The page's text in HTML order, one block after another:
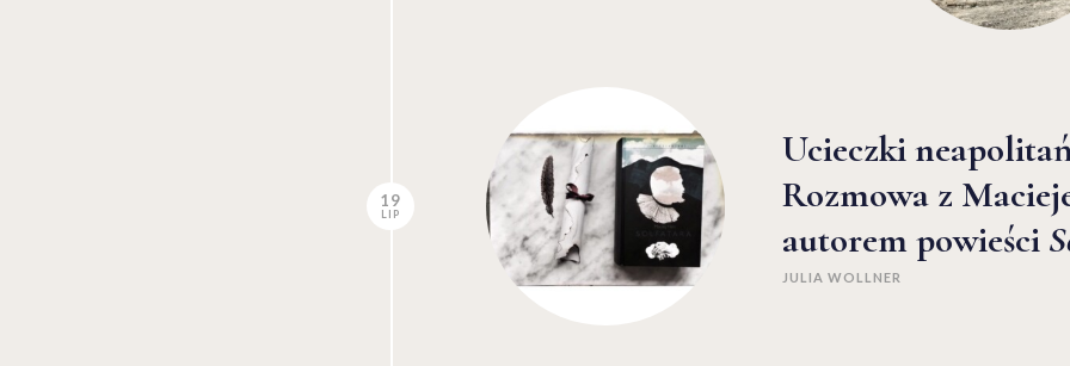
19
LIP
Ucieczki
Rozmowa z
autorem powieści
JULIA WOLLNER